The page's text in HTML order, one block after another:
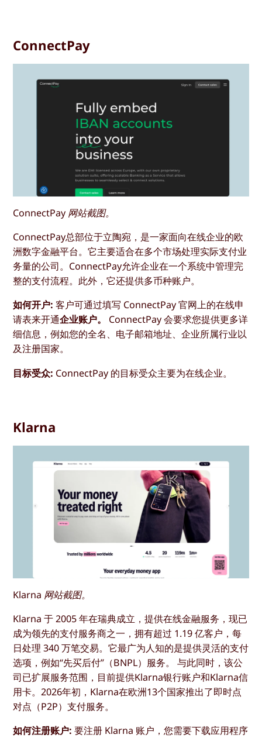
ConnectPay
ConnectPay 网站截图。
ConnectPay总部位于立陶宛，是一家面向在线企业的欧
洲数字金融平台。它主要适合在多个市场处理实际支付业
务量的公司。ConnectPay允许企业在一个系统中管理完
整的支付流程。此外，它还提供多币种账户。
如何开户: 客户可通过填写 ConnectPay 官网上的在线申
请表来开通企业账户。
ConnectPay 会要求您提供更多详
细信息，例如您的全名、电子邮箱地址、企业所属行业以
及注册国家。
目标受众: ConnectPay 的目标受众主要为在线企业。
Klarna
Klarna 网站截图。
Klarna 于 2005 年在瑞典成立，提供在线金融服务，现已
成为领先的支付服务商之一，拥有超过 1.19 亿客户，每
日处理 340 万笔交易。它最广为人知的是提供灵活的支付
选项，例如“先买后付”（BNPL）服务。 与此同时，该公
司已扩展服务范围，目前提供Klarna银行账户和Klarna信
用卡。2026年初，Klarna在欧洲13个国家推出了即时点
对点（P2P）支付服务。
如何注册账户: 要注册 Klarna 账户，您需要下载应用程序